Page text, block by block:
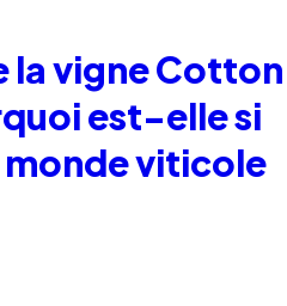
vigne Cotton
est-elle si
monde viticole